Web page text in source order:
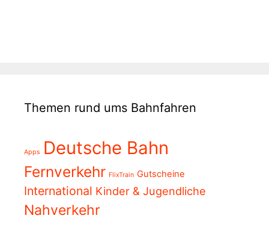
Themen rund ums Bahnfahren
Apps Deutsche Bahn
Fernverkehr FlixTrain Gutscheine
International Kinder & Jugendliche
Nahverkehr